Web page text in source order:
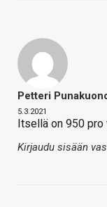
Petteri
5.3.2021
Itsellä on 950
Kirjaudu sisään